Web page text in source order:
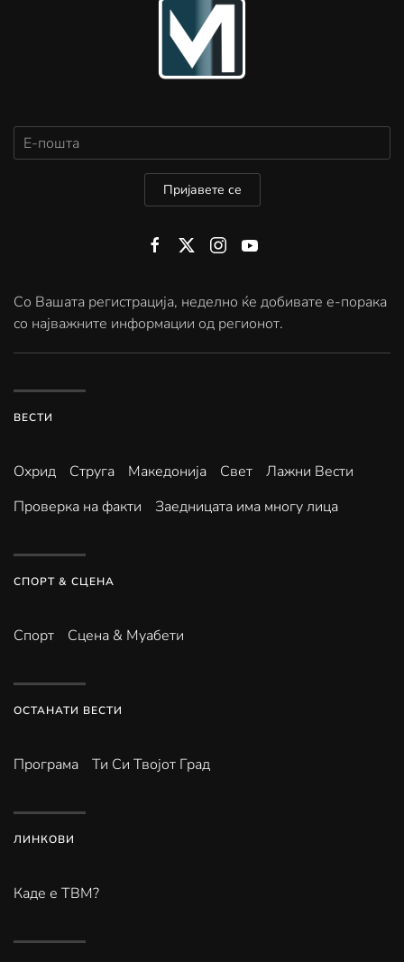
Пријавете се
Со Вашата регистрација, неделно ќе добивате е-порака
со најважните информации од регионот.
ВЕСТИ
Охрид Струга Македонија Свет
Лажни Вести
Проверка на факти
Заедницата има многу лица
СПОРТ & СЦЕНА
Спорт Сцена & Муабети
ОСТАНАТИ ВЕСТИ
Програма Ти Си Твојот Град
ЛИНКОВИ
Каде е ТВМ?